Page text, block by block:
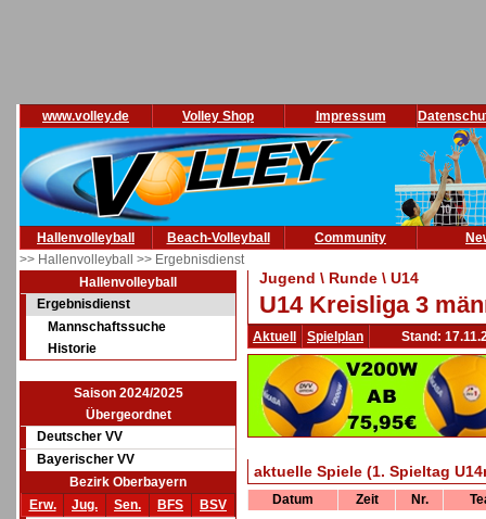
www.volley.de Volley Shop Impressum
Hallenvolleyball Beach-Volleyball Community
>> Hallenvolleyball >> Ergebnisdienst
Hallenvolleyball
Ergebnisdienst
Mannschaftssuche
Historie
Saison 2024/2025
Übergeordnet
Deutscher VV
Bayerischer VV
Bezirk Oberbayern
Erw.
Jug. Sen. BFS
BSV
Jugend \ Runde \ U14
U14 Kreisliga 3
Aktuell Spielplan Stand:
aktuelle Spiele (1. Spieltag
Datum Zeit Nr.